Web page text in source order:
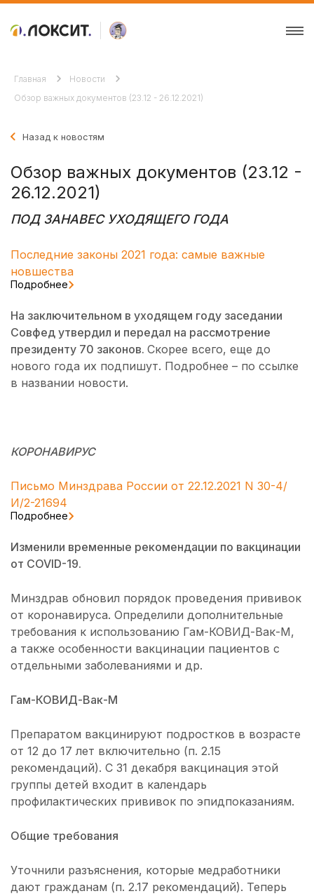
Главная
Новости
Обзор важных документов (23.12 - 26.12.2021)
Назад к новостям
Обзор важных документов (23.12 -
26.12.2021)
ПОД ЗАНАВЕС УХОДЯЩЕГО ГОДА
Последние законы 2021 года: самые важные
новшества
Подробнее
На заключительном в уходящем году заседании
Совфед утвердил и передал на рассмотрение
президенту 70 законов. Скорее всего, еще до
нового года их подпишут. Подробнее – по ссылке
в названии новости.
КОРОНАВИРУС
Письмо Минздрава России от 22.12.2021 N 30-4/
И/2-21694
Подробнее
Изменили временные рекомендации по вакцинации
от COVID-19.
Минздрав обновил порядок проведения прививок
от коронавируса. Определили дополнительные
требования к использованию Гам-КОВИД-Вак-М,
а также особенности вакцинации пациентов с
отдельными заболеваниями и др.
Гам-КОВИД-Вак-М
Препаратом вакцинируют подростков в возрасте
от 12 до 17 лет включительно (п. 2.15
рекомендаций). С 31 декабря вакцинация этой
группы детей входит в календарь
профилактических прививок по эпидпоказаниям.
Общие требования
Уточнили разъяснения, которые медработники
дают гражданам (п. 2.17 рекомендаций). Теперь